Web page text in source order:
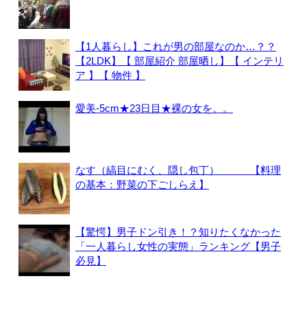
【1人暮らし】これが男の部屋なのか…？？
【2LDK】【 部屋紹介 部屋晒し】【 インテリ
ア 】【 物件 】
愛美-5cm★23日目★裸の女を。。
なす（縞目にむく、隠し包丁） 【料理
の基本：野菜の下ごしらえ】
【驚愕】男子ドン引き！？知りたくなかった
「一人暮らし女性の実態」ランキング【男子
必見】